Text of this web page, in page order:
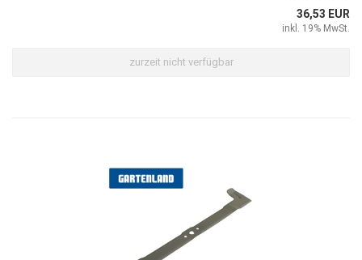
36,53 EUR
inkl. 19% MwSt.
zurzeit nicht verfügbar